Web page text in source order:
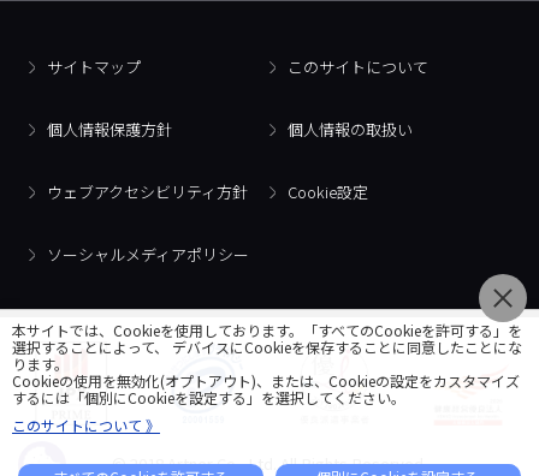
サイトマップ このサイトについて
個人情報保護方針 個人情報の取扱い
ウェブアクセシビリティ方針 Cookie設定
ソーシャルメディアポリシー
© 2018 Artner Co., Ltd. All Rights Reserved.
本サイトでは、Cookieを使用しております。「すべてのCookieを許可する」を
選択することによって、 デバイスにCookieを保存することに同意したことにな
ります。
Cookieの使用を無効化(オプトアウト)、または、Cookieの設定をカスタマイズ
するには「個別にCookieを設定する」を選択してください。
このサイトについて 》